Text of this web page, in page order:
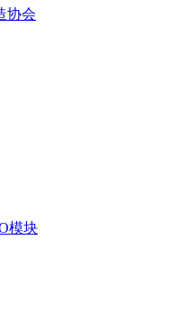
协会
模块